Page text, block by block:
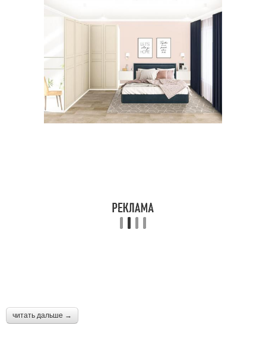
читать дальше →